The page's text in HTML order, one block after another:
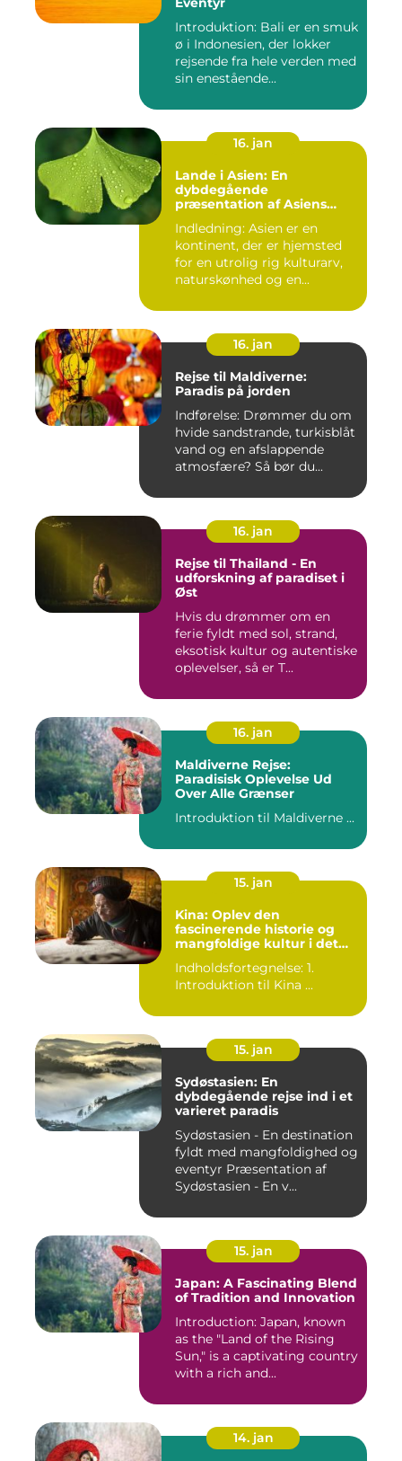
Introduktion: Bali er en smuk
ø i Indonesien, der lokker
rejsende fra hele verden med
sin enestående...
16. jan
Lande i Asien: En
dybdegående
præsentation af Asiens
Indledning: Asien er en
kontinent, der er hjemsted
for en utrolig rig kulturarv,
naturskønhed og en...
16. jan
Rejse til Maldiverne:
Paradis på jorden
Indførelse: Drømmer du om
hvide sandstrande, turkisblåt
vand og en afslappende
atmosfære? Så bør du...
16. jan
Rejse til Thailand - En
udforskning af paradiset i
Øst
Hvis du drømmer om en
ferie fyldt med sol, strand,
eksotisk kultur og autentiske
oplevelser, så er T...
16. jan
Maldiverne Rejse:
Paradisisk Oplevelse Ud
Over Alle Grænser
Introduktion til Maldiverne ...
15. jan
Kina: Oplev den
fascinerende historie og
mangfoldige kultur i det
Indholdsfortegnelse: 1.
Introduktion til Kina ...
15. jan
Sydøstasien: En
dybdegående rejse ind i et
varieret paradis
Sydøstasien - En destination
fyldt med mangfoldighed og
eventyr Præsentation af
Sydøstasien - En v...
15. jan
Japan: A Fascinating Blend
of Tradition and Innovation
Introduction: Japan, known
as the "Land of the Rising
Sun," is a captivating country
with a rich and...
14. jan